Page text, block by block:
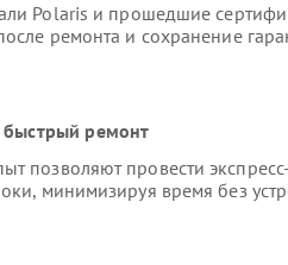
Polaris и прошедшие
ремонта и сохранение
быстрый ремонт
позволяют провести
минимизируя время без